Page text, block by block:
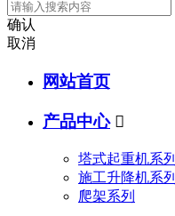
确认
取消
网站首页
产品中心 
塔式起重机系列
施工升降机系列
爬架系列